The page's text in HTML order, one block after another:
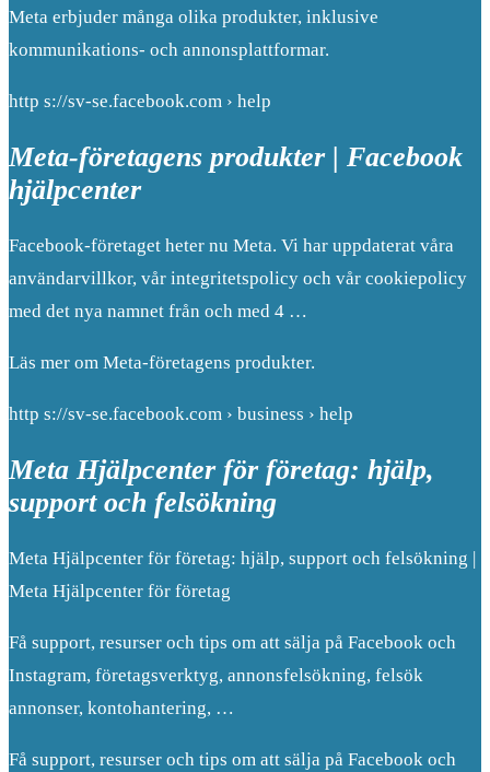
Meta erbjuder många olika produkter, inklusive
kommunikations- och annonsplattformar.
http s://sv-se.facebook.com › help
Meta-företagens produkter | Facebook
hjälpcenter
Facebook-företaget heter nu Meta. Vi har uppdaterat våra
användarvillkor, vår integritetspolicy och vår cookiepolicy
med det nya namnet från och med 4 …
Läs mer om Meta-företagens produkter.
http s://sv-se.facebook.com › business › help
Meta Hjälpcenter för företag: hjälp,
support och felsökning
Meta Hjälpcenter för företag: hjälp, support och felsökning |
Meta Hjälpcenter för företag
Få support, resurser och tips om att sälja på Facebook och
Instagram, företagsverktyg, annonsfelsökning, felsök
annonser, kontohantering, …
Få support, resurser och tips om att sälja på Facebook och